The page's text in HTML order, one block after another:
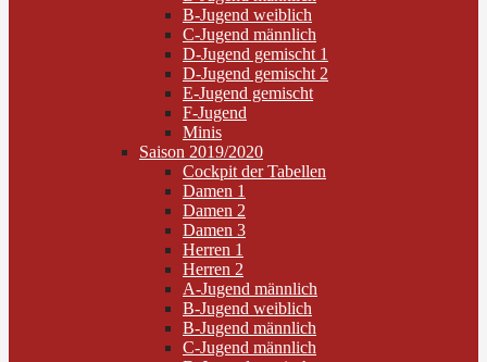
B-Jugend weiblich
C-Jugend männlich
D-Jugend gemischt 1
D-Jugend gemischt 2
E-Jugend gemischt
F-Jugend
Minis
Saison 2019/2020
Cockpit der Tabellen
Damen 1
Damen 2
Damen 3
Herren 1
Herren 2
A-Jugend männlich
B-Jugend weiblich
B-Jugend männlich
C-Jugend männlich